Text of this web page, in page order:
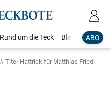
ABO
Rund um die Teck Blaulicht
Titel-Hattrick für Matthias Friedl